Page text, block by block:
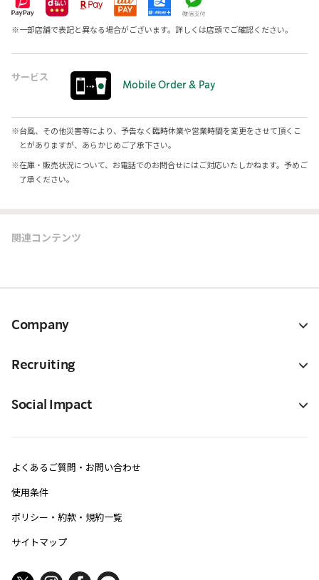
※一部店舗で表記と異なる場合がございます。詳しくは店頭でご確認ください。
サービス
Mobile Order & Pay
※台風、その他災害等により、予告なく臨時休業や営業時間を変更をさせて頂くこ
とがありますが、あらかじめご了承下さい。
※在庫・販売状況について、お電話でのお問合せにはご対応いたしかねます。予めご
了承ください。
関連コンテンツ
Company
Recruiting
Social Impact
よくあるご質問・お問い合わせ
使用条件
ポリシー・約款・規約一覧
サイトマップ